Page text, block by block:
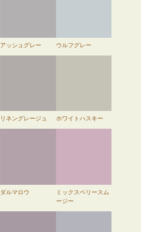
アッシュグレー ウルフグレー
リネングレージュ ホワイトハスキー
ダルマロウ
ミックスベリースム
ージー